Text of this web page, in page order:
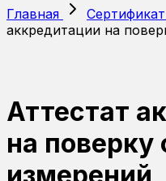
Главная
аккредитации на
Аттестат
на поверку